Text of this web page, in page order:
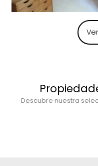
Descubre nuestra